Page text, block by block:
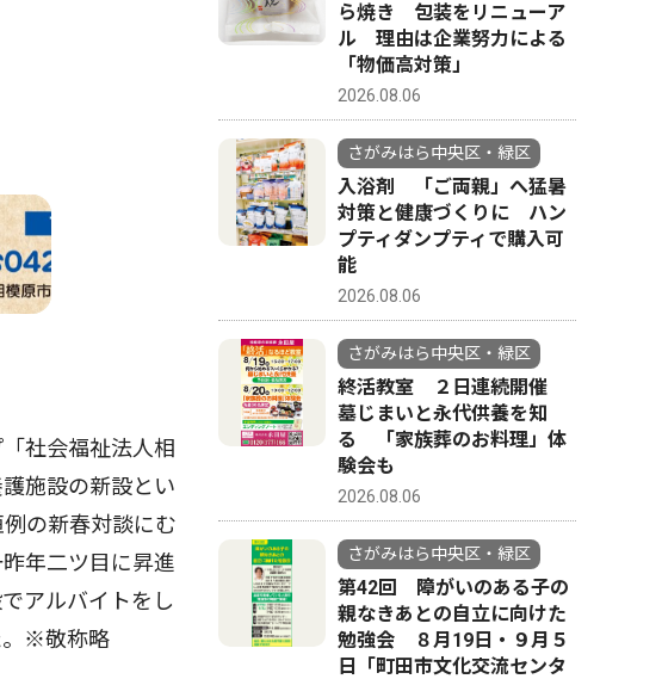
高座に上がる美馬さん＝鈴
社会福祉法人相
施設の新設とい
の新春対談にむ
年二ツ目に昇進
アルバイトをし
。※敬称略
ら焼き 包装をリニューア
ル 理由は企業努力による
「物価高対策」
2026.08.06
さがみはら中央区・緑区
入浴剤 「ご両親」へ猛暑
対策と健康づくりに ハン
プティダンプティで購入可
能
2026.08.06
さがみはら中央区・緑区
終活教室 ２日連続開催
墓じまいと永代供養を知
る 「家族葬のお料理」体
験会も
2026.08.06
さがみはら中央区・緑区
第42回 障がいのある子の
親なきあとの自立に向けた
勉強会 ８月19日・９月５
日「町田市文化交流センタ